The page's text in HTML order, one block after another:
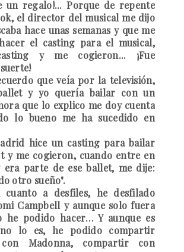
un regalo!... Porque de repente
el director del musical me dijo
hace unas semanas y que me
el casting para el musical,
y me cogieron... ¡Fue
que veía por la televisión,
y yo quería bailar con un
que lo explico me doy cuenta
lo bueno me ha sucedido en
hice un casting para bailar
y me cogieron, cuando entre en
era parte de ese ballet, me dije:
otro sueño".
a desfiles, he desfilado
Campbell y aunque solo fuera
he podido hacer… Y aunque es
lo es, he podido compartir
con Madonna, compartir con